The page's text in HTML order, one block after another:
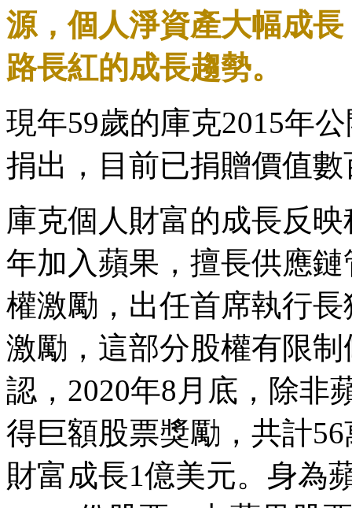
源，個人淨資產大幅成
路長紅的成長趨勢。
現年59歲的庫克2015年
捐出，目前已捐贈價值
庫克個人財富的成長反
年加入蘋果，擅長供應
權激勵，出任首席執行
激勵，這部分股權有限
認，2020年8月底，除非
得巨額股票獎勵，共計
財富成長1億美元。身為